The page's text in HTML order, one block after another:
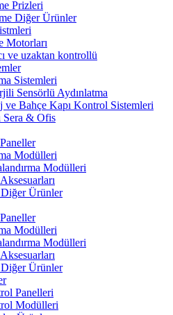
Prizleri
Diğer Ürünler
Motorları
ve uzaktan kontrollü
Sistemleri
Sensörlü Aydınlatma
ve Bahçe Kapı Kontrol Sistemleri
Sera & Ofis
Modülleri
Modülleri
Diğer Ürünler
Modülleri
Modülleri
Diğer Ürünler
Panelleri
Modülleri